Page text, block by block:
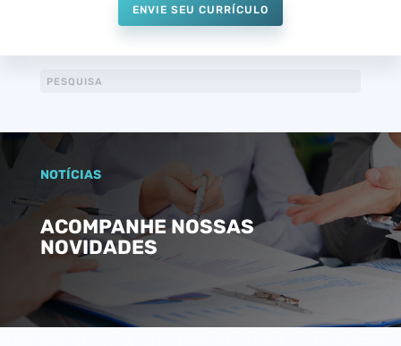
ENVIE SEU CURRÍCULO
NOTÍCIAS
ACOMPANHE NOSSAS
NOVIDADES